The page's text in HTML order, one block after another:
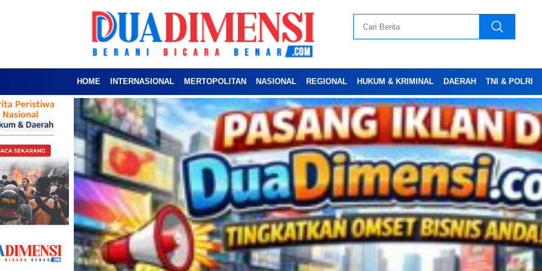
HOME INTERNASIONAL MERTOPOLITAN NASIONAL REGIONAL HUKUM & KRIMINAL DAERAH TNI & POLRI
Advertesment